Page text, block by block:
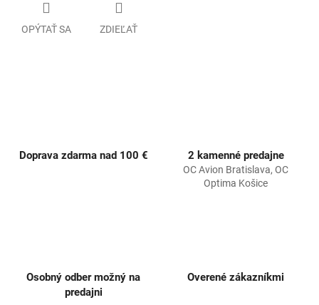
OPÝTAŤ SA ZDIEĽAŤ
Doprava zdarma nad 100 € 2 kamenné predajne
OC Avion Bratislava, OC
Optima Košice
Osobný odber možný na
predajni
Overené zákazníkmi